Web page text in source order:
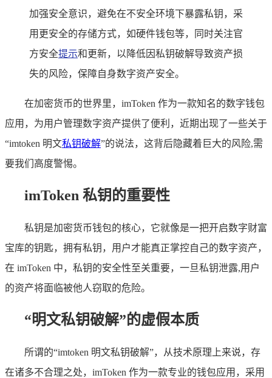
加强安全意识，避免在不安全环境下暴露私钥，采
用更安全的存储方式，如硬件钱包等，同时关注官
方安全提示和更新，以降低因私钥破解导致资产损
失的风险，保障自身数字资产安全。
在加密货币的世界里，imToken 作为一款知名的数字钱包
应用，为用户管理数字资产提供了便利，近期出现了一些关于
“imtoken 明文私钥破解”的说法，这背后隐藏着巨大的风险,需
要我们高度警惕。
imToken 私钥的重要性
私钥是加密货币钱包的核心，它就像是一把开启数字财富
宝库的钥匙，拥有私钥，用户才能真正掌控自己的数字资产，
在 imToken 中，私钥的安全性至关重要，一旦私钥泄露,用户
的资产将面临被他人窃取的危险。
“明文私钥破解”的虚假本质
所谓的“imtoken 明文私钥破解”，从技术原理上来说，存
在诸多不合理之处，imToken 作为一款专业的钱包应用，采用